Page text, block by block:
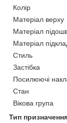
Колір
Матеріал верху
Матеріал
Матеріал
Стиль
Застібка
Посилюючі
Стан
Вікова група
Тип